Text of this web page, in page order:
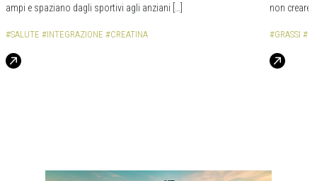
ampi e spaziano dagli sportivi agli anziani […]
#SALUTE #INTEGRAZIONE #CREATINA
non creare
#GRASSI